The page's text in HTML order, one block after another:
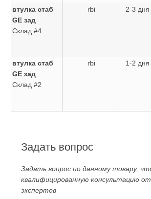
втулка стаб
GE зад
Склад #4
rbi 2-3 дня
втулка стаб
GE зад
Склад #2
rbi 1-2 дня
Задать вопрос
Задать вопрос по данному товару,
квалифицированную консультацию
экспертов